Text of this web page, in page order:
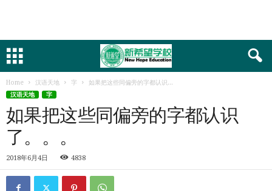
Home 汉语天地 字
如果把这些同偏旁的字都认识...
汉语天地
字
如果把这些同偏旁的字都认识
了。。。
2018年6月4日 4838